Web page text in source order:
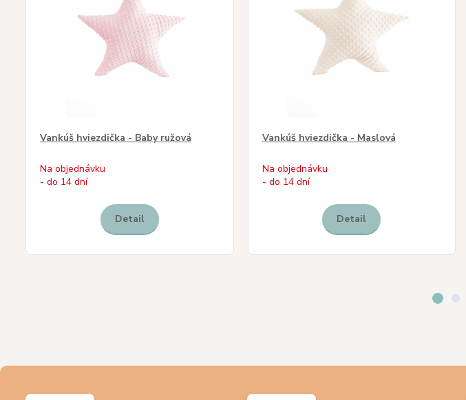
Vankúš hviezdička - Baby ružová
Na objednávku
- do 14 dní
Detail
Vankúš hviezdička - Maslová
Na objednávku
- do 14 dní
Detail